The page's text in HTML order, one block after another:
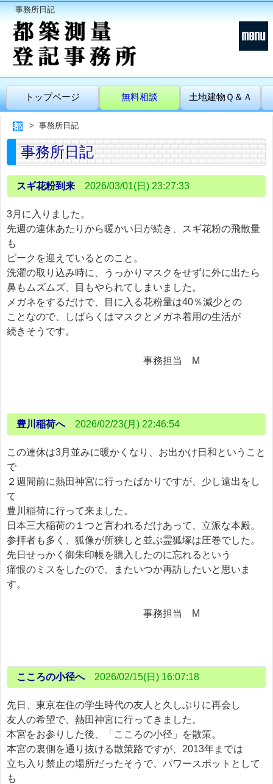
事務所日記
トップページ 無料相談 土地建物Ｑ＆Ａ
事務所日記
事務所日記
スギ花粉到来 2026/03/01(日) 23:27:33
3月に入りました。
先週の連休あたりから暖かい日が続き、スギ花粉の飛散量
も
ピークを迎えているとのこと。
洗濯の取り込み時に、うっかりマスクをせずに外に出たら
鼻もムズムズ、目もやられてしまいました。
メガネをするだけで、目に入る花粉量は40％減少との
ことなので、しばらくはマスクとメガネ着用の生活が
続きそうです。
事務担当 M
豊川稲荷へ 2026/02/23(月) 22:46:54
この連休は3月並みに暖かくなり、お出かけ日和ということ
で
２週間前に熱田神宮に行ったばかりですが、少し遠出をし
て
豊川稲荷に行って来ました。
日本三大稲荷の１つと言われるだけあって、立派な本殿。
参拝者も多く、狐像が所狭しと並ぶ霊狐塚は圧巻でした。
先日せっかく御朱印帳を購入したのに忘れるという
痛恨のミスをしたので、またいつか再訪したいと思いま
す。
事務担当 M
こころの小径へ 2026/02/15(日) 16:07:18
先日、東京在住の学生時代の友人と久しぶりに再会し
友人の希望で、熱田神宮に行ってきました。
本宮をお参りした後、「こころの小径」を散策。
本宮の裏側を通り抜ける散策路ですが、2013年までは
立ち入り禁止の場所だったそうで、パワースポットとして
も